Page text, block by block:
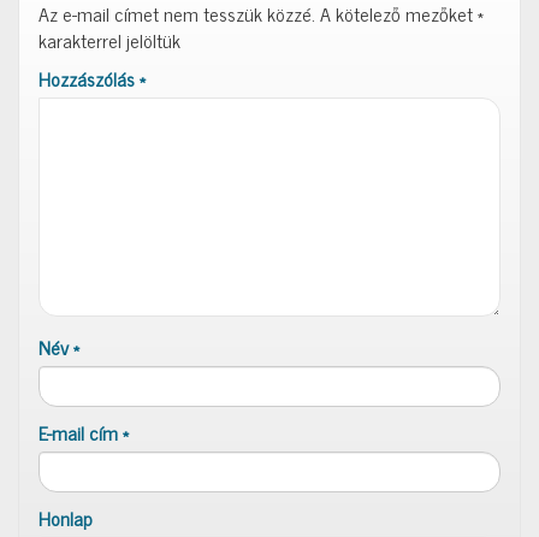
Az e-mail címet nem tesszük közzé.A kötelező mezőket*
karakterrel jelöltük
Hozzászólás*
Név*
E-mail cím*
Honlap